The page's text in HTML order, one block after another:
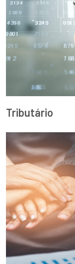
Tributário